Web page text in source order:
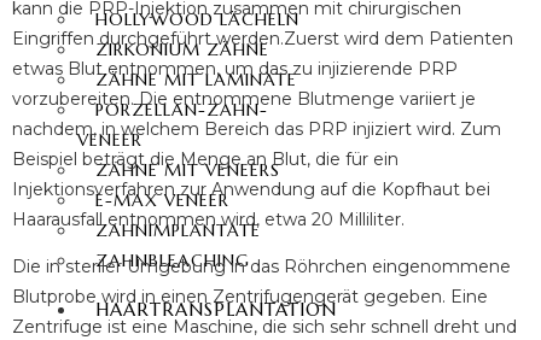
HOLLYWOOD LÄCHELN
ZIRKONIUM ZÄHNE
ZÄHNE MIT LAMINATE
PORZELLAN-ZAHN-
VENEER
ZÄHNE MIT VENEERS
E-MAX VENEER
ZAHNIMPLANTATE
ZAHNBLEACHING
HAARTRANSPLANTATION
kann die PRP-Injektion zusammen mit chirurgischen
Eingriffen durchgeführt werden.Zuerst wird dem Patienten
etwas Blut entnommen, um das zu injizierende PRP
vorzubereiten. Die entnommene Blutmenge variiert je
nachdem, in welchem Bereich das PRP injiziert wird. Zum
Beispiel beträgt die Menge an Blut, die für ein
Injektionsverfahren zur Anwendung auf die Kopfhaut bei
Haarausfall entnommen wird, etwa 20 Milliliter.
Die in steriler Umgebung in das Röhrchen eingenommene
Blutprobe wird in einen Zentrifugengerät gegeben. Eine
Zentrifuge ist eine Maschine, die sich sehr schnell dreht und